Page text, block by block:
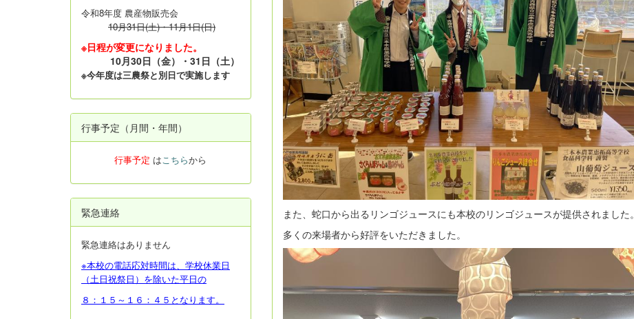
また、蛇口から出るリンゴジュースにも本校のリンゴジュースが提供されました。
多くの来場者から好評をいただきました。
令和8年度 農産物販売会
10月31日(土)・11月1日(日)
※日程が変更になりました。
10月30日（金）・31日（土）
※今年度は三農祭と別日で実施します
行事予定（月間・年間）
行事予定 はこちらから
緊急連絡
緊急連絡はありません
※本校の電話応対時間は、学校休業日
（土日祝祭日）を除いた平日の
８：１５～１６：４５となります。